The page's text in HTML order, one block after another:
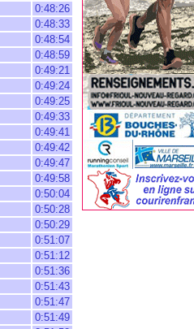
0:48:26
0:48:33
0:48:54
0:48:59
0:49:21
0:49:24
0:49:25
0:49:33
0:49:41
0:49:42
0:49:47
0:49:58
0:50:04
0:50:28
0:50:29
0:51:07
0:51:12
0:51:36
0:51:43
0:51:47
0:51:49